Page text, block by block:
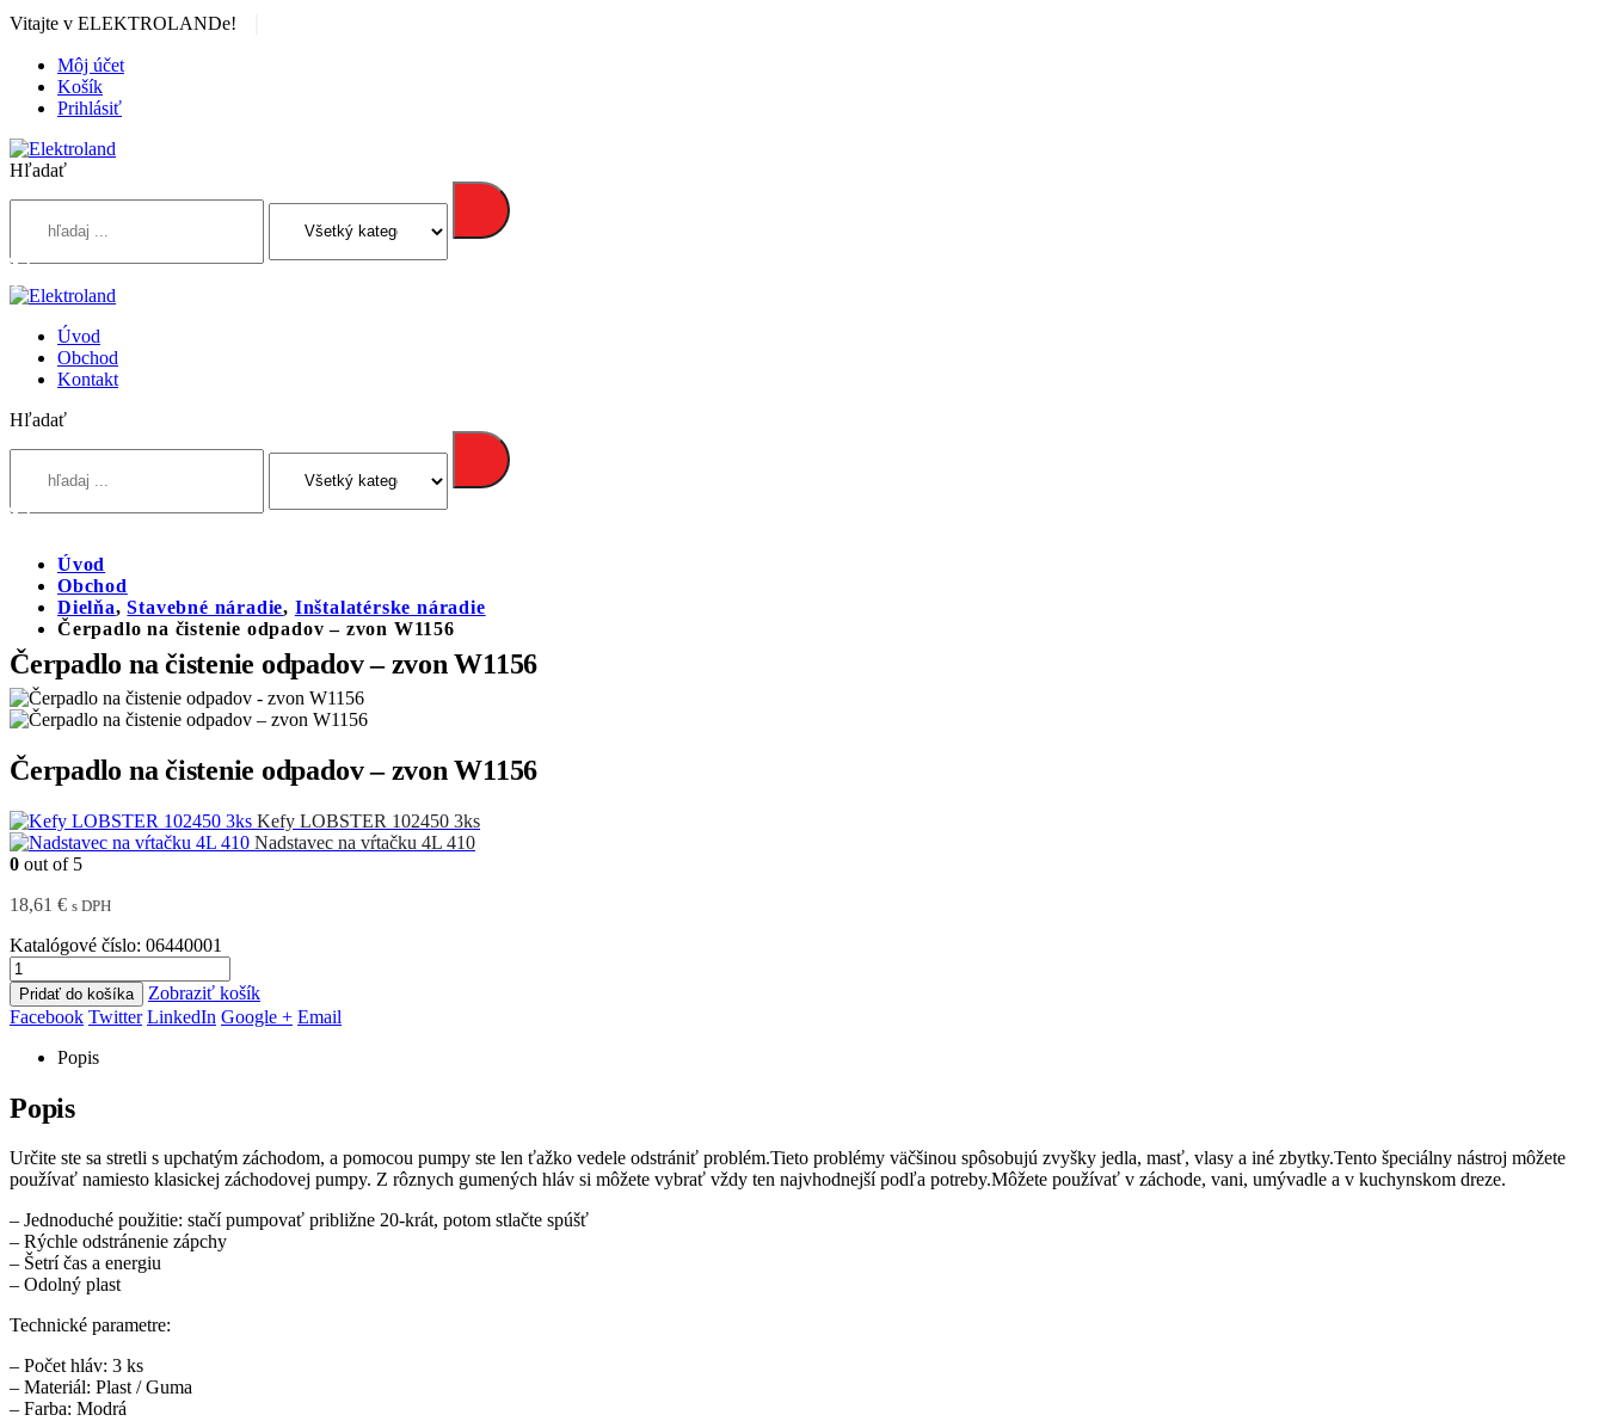
Vitajte v ELEKTROLANDe!
Môj účet
Košík
Prihlásiť
Hľadať
Úvod
Obchod
Kontakt
Hľadať
Úvod
Obchod
Dielňa,Stavebné náradie, Inštalatérske náradie
Čerpadlo na čistenie odpadov – zvon W1156
Čerpadlo na čistenie odpadov – zvon W1156
Čerpadlo na čistenie odpadov – zvon W1156
Kefy LOBSTER 102450 3ks
Nadstavec na vŕtačku 4L 410
0 out of 5
18,61 € s DPH
Katalógové číslo: 06440001
Pridať do košíka
Zobraziť košík
Facebook Twitter LinkedIn Google + Email
Popis
Popis
Určite ste sa stretli s upchatým záchodom, a pomocou pumpy ste len ťažko vedele odstrániť problém.Tieto problémy väčšinou spôsobujú zvyšky jedla, masť, vlasy a iné zbytky.Tento špeciálny nástroj môžete
používať namiesto klasickej záchodovej pumpy. Z rôznych gumených hláv si môžete vybrať vždy ten najvhodnejší podľa potreby.Môžete používať v záchode, vani, umývadle a v kuchynskom dreze.
– Jednoduché použitie: stačí pumpovať približne 20-krát, potom stlačte spúšť
– Rýchle odstránenie zápchy
– Šetrí čas a energiu
– Odolný plast
Technické parametre:
– Počet hláv: 3 ks
– Materiál: Plast / Guma
– Farba: Modrá